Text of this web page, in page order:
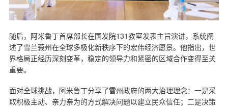
随后，阿米鲁丁首席部长在国发院131教室发表主旨演讲，系统阐
述了雪兰莪州在全球多极化新秩序下的宏伟经济愿景。他指出，世
界格局正经历深刻变革，稳定的领导力和紧密的区域合作变得至关
重要。
面对全球挑战，阿米鲁丁分享了雪州政府的两大治理理念：一是采
取积极主动、亲力亲为的方式解决问题以建立民众信任；二是决策